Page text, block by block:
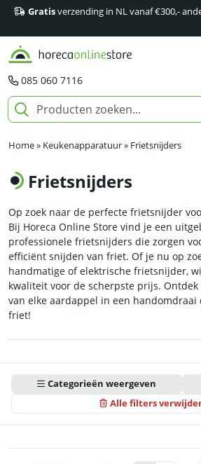
Gratisverzending in NL vanaf €300,-
085 060 7116
Home» Keukenapparatuur» Frietsnijders
Frietsnijders
Op zoek naar de perfecte frietsnijder
Bij Horeca Online Store vind je een
professionele frietsnijders die zorgen
efficiënt snijden van friet. Of je nu op
handmatige of elektrische frietsnijder,
kwaliteit voor de scherpste prijs.
van elke aardappel in een handomdraai
friet!
Categorieën weergeven
Alle filters